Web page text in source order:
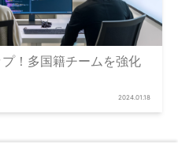
！多国籍チームを強化
2024.01.18